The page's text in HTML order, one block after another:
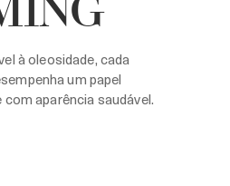
à oleosidade, cada
um papel
aparência saudável.